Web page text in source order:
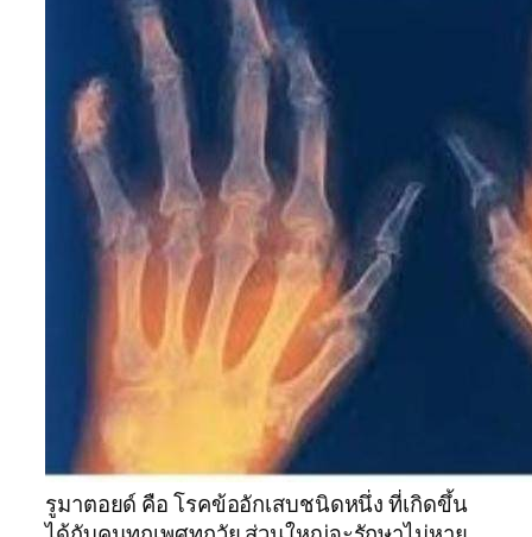
รูมาตอยด์ คือ โรคข้ออักเสบชนิดหนึ่ง ที่เกิดขึ้น